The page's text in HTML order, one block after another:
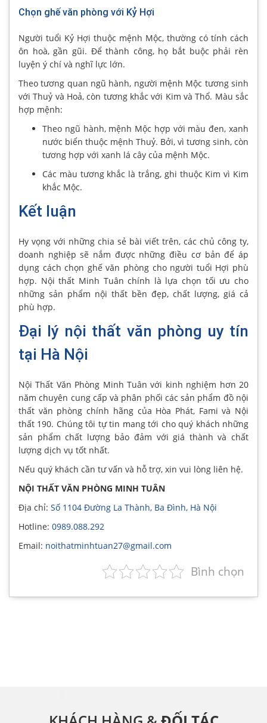
Chọn ghế văn phòng với Kỷ Hợi
Người tuổi Kỷ Hợi thuộc mệnh Mộc, thường có tính cách
ôn hoà, gần gũi. Để thành công, họ bắt buộc phải rèn
luyện ý chí và nghĩ lực lớn.
Theo tương quan ngũ hành, người mệnh Mộc tương sinh
với Thuỷ và Hoả, còn tương khắc với Kim và Thổ. Màu sắc
hợp mệnh:
Theo ngũ hành, mệnh Mộc hợp với màu đen, xanh
nước biển thuộc mệnh Thuỷ. Bởi, vì tương sinh, còn
tương hợp với xanh lá cây của mệnh Mộc.
Các màu tương khắc là trắng, ghi thuộc Kim vì Kim
khắc Mộc.
Kết luận
Hy vọng với những chia sẻ bài viết trên, các chủ công ty,
doanh nghiệp sẽ nắm được những điều cơ bản để áp
dụng cách chọn ghế văn phòng cho người tuổi Hợi phù
hợp. Nội thất Minh Tuân chính là lựa chọn tối ưu cho
những sản phẩm nội thất bền đẹp, chất lượng, giá cả
phù hợp.
Đại lý nội thất văn phòng uy tín
tại Hà Nội
Nội Thất Văn Phòng Minh Tuân với kinh nghiệm hơn 20
năm chuyên cung cấp và phân phối các sản phẩm đồ nội
thất văn phòng chính hãng của Hòa Phát, Fami và Nội
thất 190. Chúng tôi tự tin mang tới cho quý khách những
sản phẩm chất lượng bảo đảm với giá thành và chất
lượng dịch vụ tốt nhất.
Nếu quý khách cần tư vấn và hỗ trợ, xin vui lòng liên hệ.
NỘI THẤT VĂN PHÒNG MINH TUÂN
Địa chỉ: Số 1104 Đường La Thành, Ba Đình, Hà Nội
Hotline: 0989.088.292
Email: noithatminhtuan27@gmail.com
Bình chọn